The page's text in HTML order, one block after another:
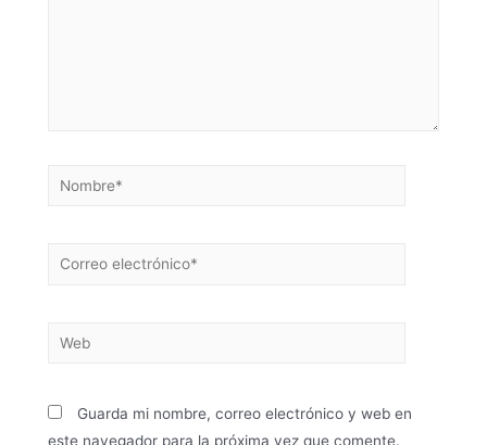
Guarda mi nombre, correo electrónico y web en
este navegador para la próxima vez que comente.